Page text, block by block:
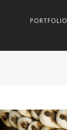
PORTFOLIO